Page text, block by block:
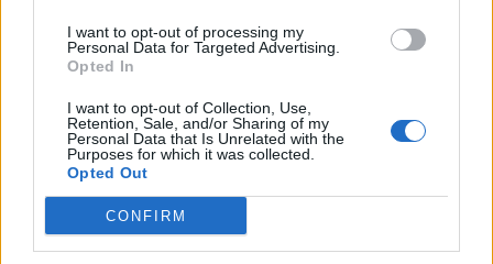
I want to opt-out of processing my
Personal Data for Targeted Advertising.
Opted In
I want to opt-out of Collection, Use,
Retention, Sale, and/or Sharing of my
Personal Data that Is Unrelated with the
Purposes for which it was collected.
Opted Out
CONFIRM